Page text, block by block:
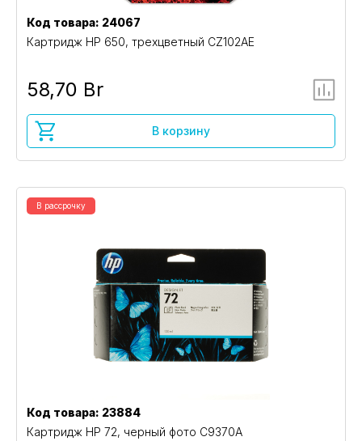
Код товара: 24067
Картридж HP 650, трехцветный CZ102AE
58,70 Br
В корзину
В рассрочку
Код товара: 23884
Картридж HP 72, черный фото C9370A